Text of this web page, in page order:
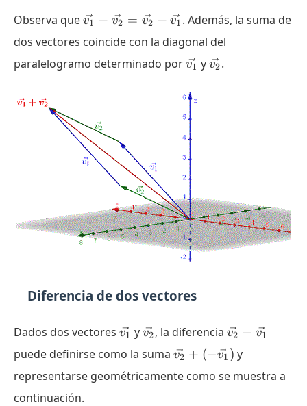
Observa que\vec{v_1}
\vec{v_2}
=
v1 + v2 = v2 + v1 . Además, la suma de
dos vectores coincide con la diagonal del
paralelogramo determinado por\vec{v_1}
v1 y\vec{v_2}
v2.
Diferencia de dos vectores
Dados dos vectores \vec{v_1}
v1 y\vec{v_2}
v2, la diferencia \vec{v_2}
-
\vec{v_1}
v2 − v1
puede definirse como la suma \vec{v_2}
\vec{v_1})
v2 + (−v1 ) y
representarse geométricamente como se muestra a
continuación.